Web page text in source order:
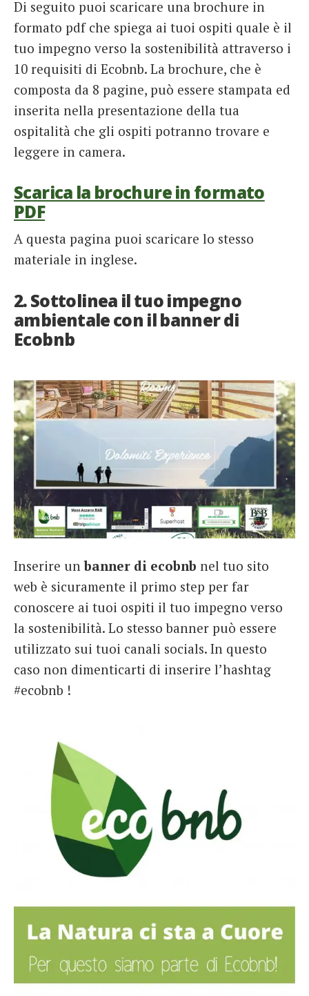
Di seguito puoi scaricare una brochure in
formato pdf che spiega ai tuoi ospiti quale è il
tuo impegno verso la sostenibilità attraverso i
10 requisiti di Ecobnb. La brochure, che è
composta da 8 pagine, può essere stampata ed
inserita nella presentazione della tua
ospitalità che gli ospiti potranno trovare e
leggere in camera.
Scarica la brochure in formato
PDF
A questa pagina puoi scaricare lo stesso
materiale in inglese.
2. Sottolinea il tuo impegno
ambientale con il banner di
Ecobnb
Inserire unbanner di ecobnb nel tuo sito
web è sicuramente il primo step per far
conoscere ai tuoi ospiti il tuo impegno verso
la sostenibilità. Lo stesso banner può essere
utilizzato sui tuoi canali socials. In questo
caso non dimenticarti di inserire l’hashtag
#ecobnb !